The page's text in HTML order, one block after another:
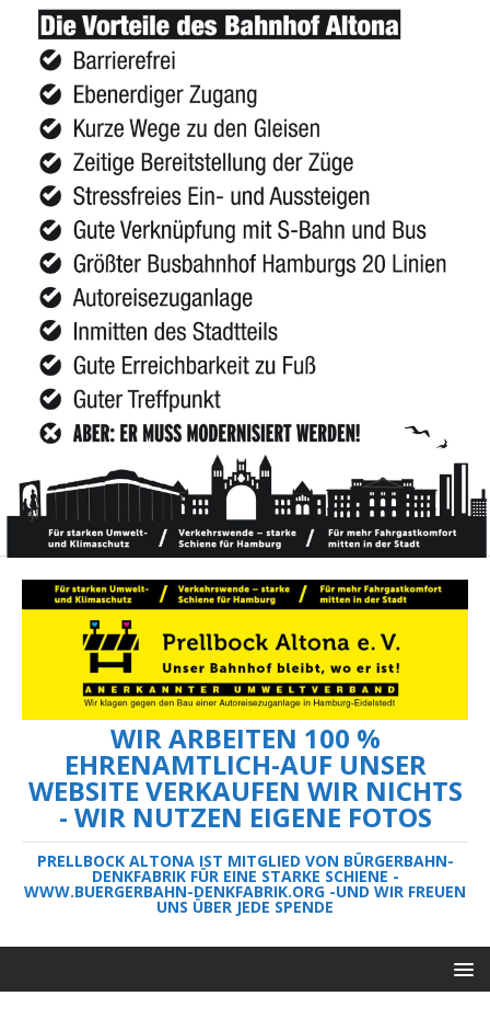
WIR ARBEITEN 100 %
EHRENAMTLICH-AUF UNSER
WEBSITE VERKAUFEN WIR NICHTS
- WIR NUTZEN EIGENE FOTOS
PRELLBOCK ALTONA IST MITGLIED VON BÜRGERBAHN-
DENKFABRIK FÜR EINE STARKE SCHIENE -
WWW.BUERGERBAHN-DENKFABRIK.ORG -UND WIR FREUEN
UNS ÜBER JEDE SPENDE